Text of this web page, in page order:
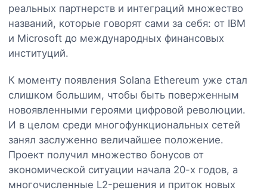
реальных партнерств и интеграций множество
названий, которые говорят сами за себя: от IBM
и Microsoft до международных финансовых
институций.
К моменту появления Solana Ethereum уже стал
слишком большим, чтобы быть поверженным
новоявленными героями цифровой революции.
И в целом среди многофункциональных сетей
занял заслуженно величайшее положение.
Проект получил множество бонусов от
экономической ситуации начала 20-х годов, а
многочисленные L2-решения и приток новых